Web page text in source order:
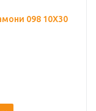
098 10Х30